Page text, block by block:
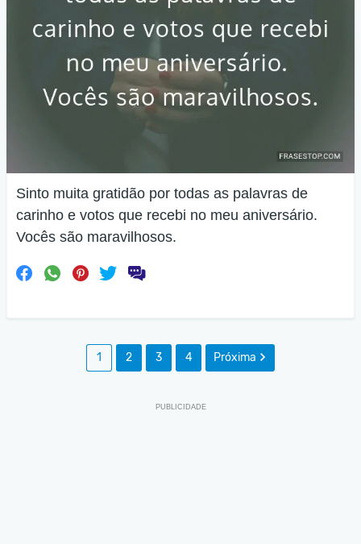
Sinto muita gratidão por todas as palavras de
carinho e votos que recebi no meu aniversário.
Vocês são maravilhosos.
1 2 3 4 Próxima